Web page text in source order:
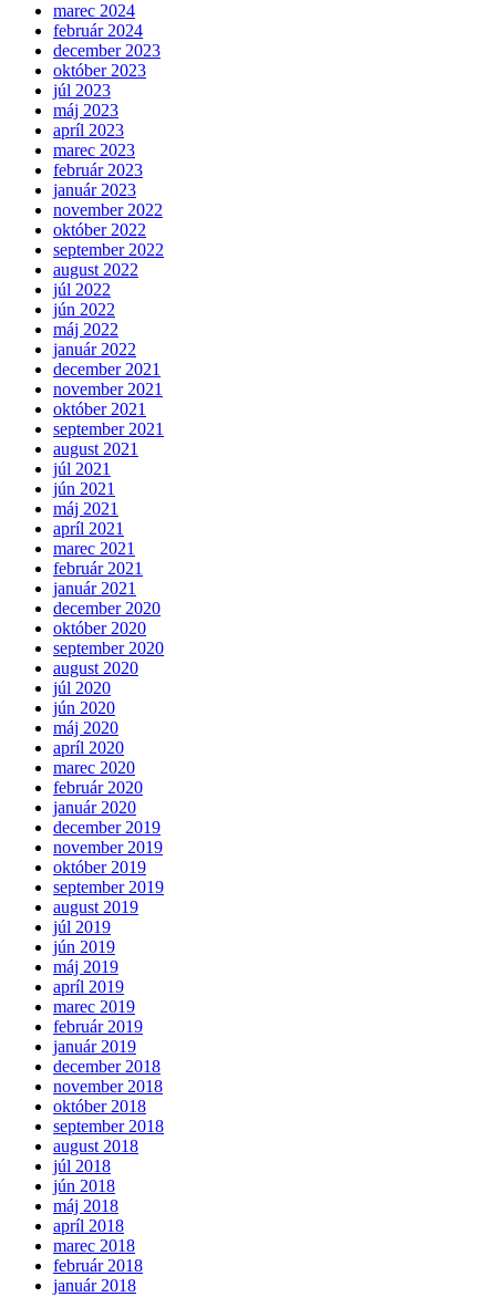
marec 2024
február 2024
december 2023
október 2023
júl 2023
máj 2023
apríl 2023
marec 2023
február 2023
január 2023
november 2022
október 2022
september 2022
august 2022
júl 2022
jún 2022
máj 2022
január 2022
december 2021
november 2021
október 2021
september 2021
august 2021
júl 2021
jún 2021
máj 2021
apríl 2021
marec 2021
február 2021
január 2021
december 2020
október 2020
september 2020
august 2020
júl 2020
jún 2020
máj 2020
apríl 2020
marec 2020
február 2020
január 2020
december 2019
november 2019
október 2019
september 2019
august 2019
júl 2019
jún 2019
máj 2019
apríl 2019
marec 2019
február 2019
január 2019
december 2018
november 2018
október 2018
september 2018
august 2018
júl 2018
jún 2018
máj 2018
apríl 2018
marec 2018
február 2018
január 2018